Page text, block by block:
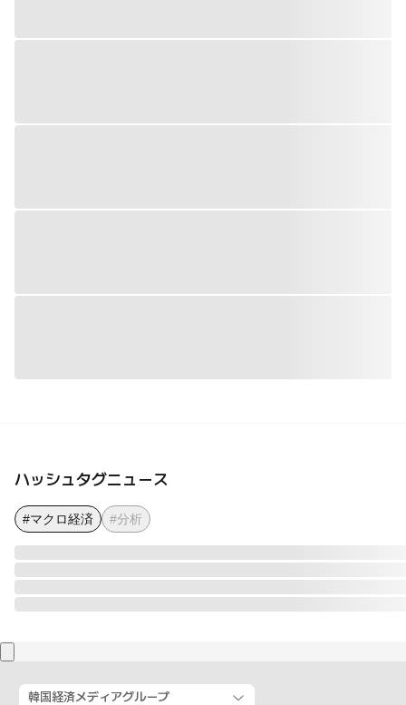
ハッシュタグニュース
#マクロ経済 #分析
韓国経済メディアグループ